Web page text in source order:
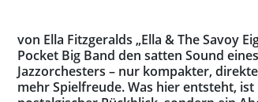
von Ella Fitzgeralds „Ella & The Savoy
Pocket Big Band den satten Sound
Jazzorchesters – nur kompakter,
mehr Spielfreude. Was hier entsteht, ist